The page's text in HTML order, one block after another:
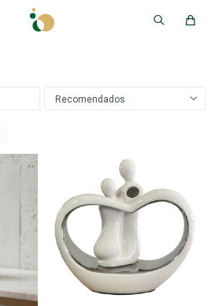
Recomendados